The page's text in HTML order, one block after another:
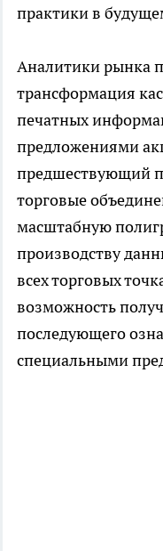
практики в
Аналитики рынка
трансформация
печатных
предложениями
предшествующий
торговые
масштабную
производству
всех торговых
возможность
последующего
специальными